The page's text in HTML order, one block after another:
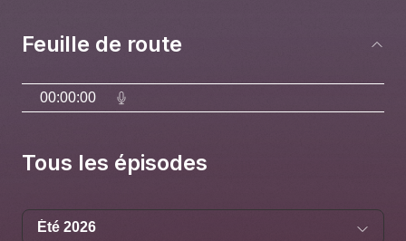
Feuille de route
00:00:00
Tous les épisodes